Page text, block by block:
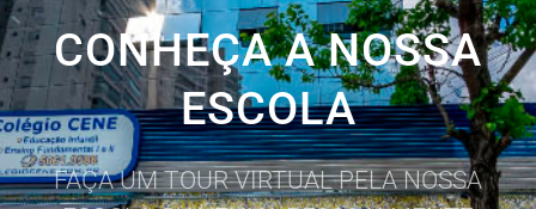
CONHEÇA A NOSSA
ESCOLA
FAÇA UM TOUR VIRTUAL PELA NOSSA